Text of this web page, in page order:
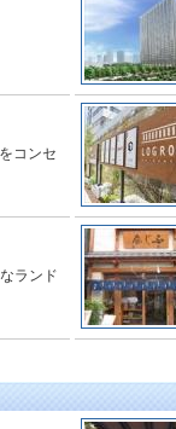
コンセ
ランド